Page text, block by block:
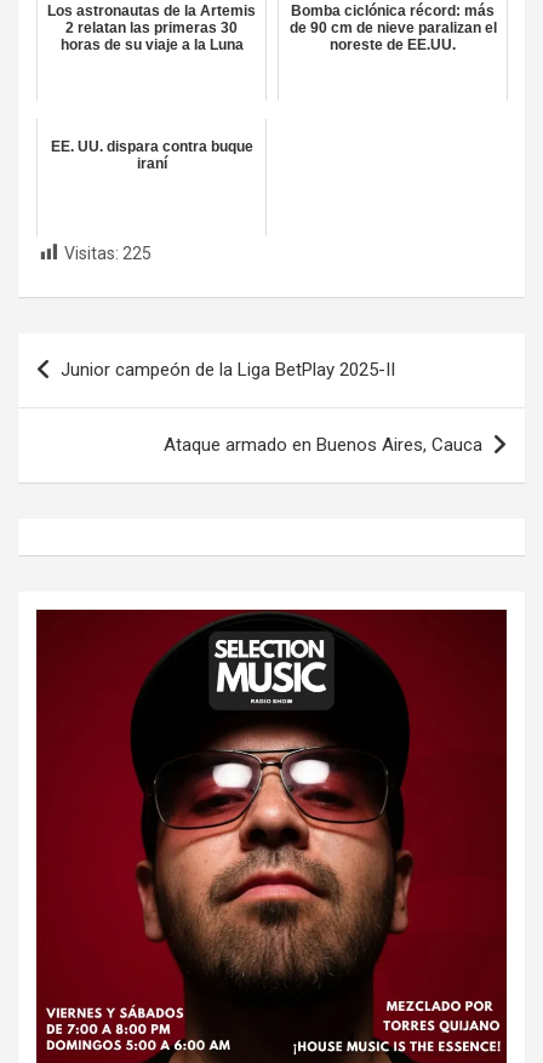
Los astronautas de la Artemis
2 relatan las primeras 30
horas de su viaje a la Luna
Bomba ciclónica récord: más
de 90 cm de nieve paralizan el
noreste de EE.UU.
EE. UU. dispara contra buque
iraní
Visitas: 225
Navegación
de
Junior campeón de la Liga BetPlay 2025-II
Ataque armado en Buenos Aires, Cauca